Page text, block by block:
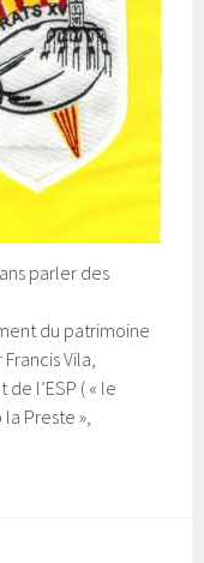
parler des
du patrimoine
Vila,
l’ESP ( « le
Preste »,